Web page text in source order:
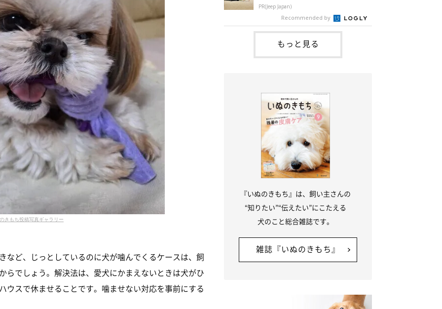
きもち投稿写真ギャラリー
など、じっとしているのに犬が噛んでくるケースは、飼
らでしょう。解決法は、愛犬にかまえないときは犬がひ
ウスで休ませることです。噛ませない対応を事前にする
としてどのようなこ
先生に伺いました。犬が急に走り回るのは
よくある行動？いぬのきもち投稿写真ギャ
ラリー犬が突然走り回る行動は、必ずしも
珍しいものではないと考えられています。
体にたまったエ
ことがあるかもしれません。愛犬が歩きな
がら飼い主さんを振り返るしぐさには、ど
んな気持ちが隠れているのでしょうか。今
回は、犬が散歩中に飼い主さんを確認する
理由や注意すべきサインの見極めかた、対
応のポイントなどについて、いぬのきもち
獣医師相談室の原 駿太朗先生に伺いまし
PR(Jeep Japan)
Recommended by
もっと見る
『いぬのきもち』は、飼い主さんの
“知りたい”“伝えたい”にこたえる
犬のこと総合雑誌です。
雑誌『いぬのきもち』